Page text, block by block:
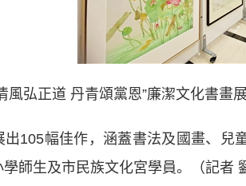
弘正道 丹青頌黨恩”廉潔文化書畫展
幅佳作，涵蓋書法及國畫、兒
師生及市民族文化宮學員。（記者